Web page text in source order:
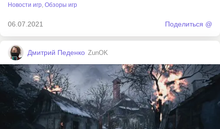
Новости игр, Обзоры игр
06.07.2021 Поделиться @
Дмитрий Педенко ZunOK